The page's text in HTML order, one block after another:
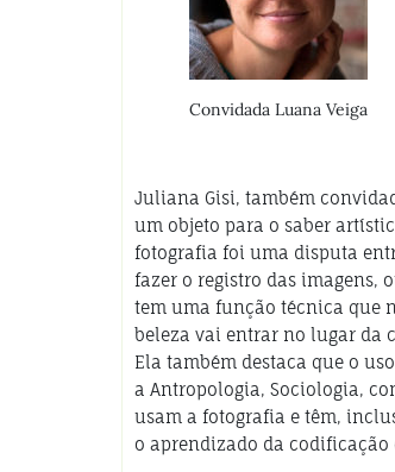
Convidada Luana Veiga
Juliana Gisi, também
um objeto para o saber
fotografia foi uma disputa
fazer o registro das imagens,
tem uma função técnica que
beleza vai entrar no lugar da
Ela também destaca que o
a Antropologia, Sociologia,
usam a fotografia e têm,
o aprendizado da codificação